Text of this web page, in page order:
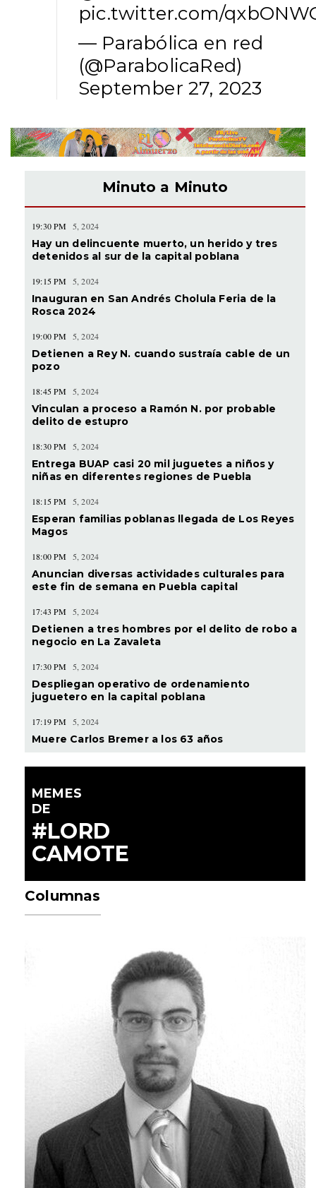
pic.twitter.com/
— Parabólica en red
(@ParabolicaRed)
September 27, 2023
Minuto a Minuto
19:30 PM 5, 2024
Hay un delincuente muerto, un herido y tres
detenidos al sur de la capital poblana
19:15 PM 5, 2024
Inauguran en San Andrés Cholula Feria de la
Rosca 2024
19:00 PM 5, 2024
Detienen a Rey N. cuando sustraía cable de un
pozo
18:45 PM 5, 2024
Vinculan a proceso a Ramón N. por probable
delito de estupro
18:30 PM 5, 2024
Entrega BUAP casi 20 mil juguetes a niños y
niñas en diferentes regiones de Puebla
18:15 PM 5, 2024
Esperan familias poblanas llegada de Los Reyes
Magos
18:00 PM 5, 2024
Anuncian diversas actividades culturales para
este fin de semana en Puebla capital
17:43 PM 5, 2024
Detienen a tres hombres por el delito de robo a
negocio en La Zavaleta
17:30 PM 5, 2024
Despliegan operativo de ordenamiento
juguetero en la capital poblana
17:19 PM 5, 2024
Muere Carlos Bremer a los 63 años
MEMES
DE
#LORD
CAMOTE
Columnas